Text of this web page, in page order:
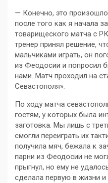
— Конечно, это
после того как я начала
товарищеского матча с
тренер принял решение,
мальчиками играть, он
из Феодосии и попросил
нами. Матч проходил на
Севастополя».
По ходу матча
гостям, у которых была
заготовка. Мы лишь с
смогли переиграть их
получила мяч, бежала к
парни из Феодосии не
прыгнул, но ему не
сделала первую в жизни и